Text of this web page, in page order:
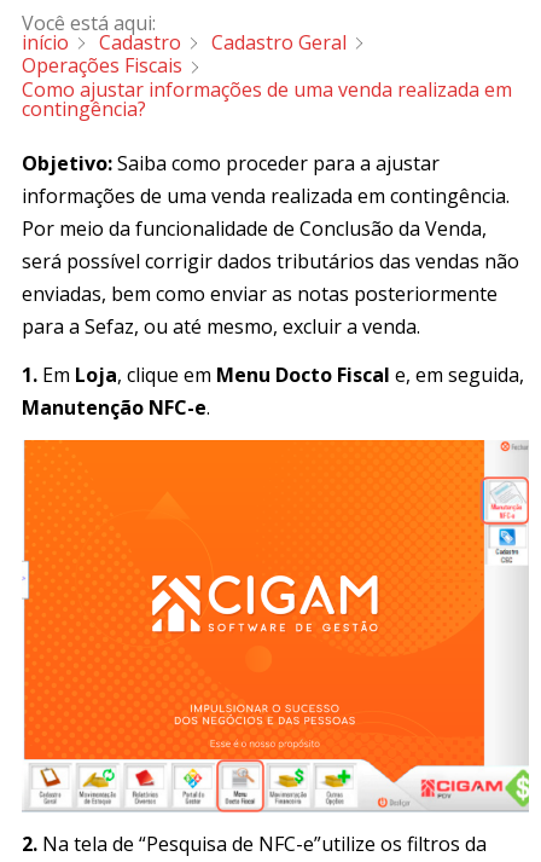
Você está aqui:
início Cadastro
Cadastro Geral
Operações Fiscais
Como ajustar informações de uma venda realizada em
contingência?
Objetivo:Saiba como proceder para a ajustar
informações de uma venda realizada em contingência.
Por meio da funcionalidade de Conclusão da Venda,
será possível corrigir dados tributários das vendas não
enviadas, bem como enviar as notas posteriormente
para a Sefaz, ou até mesmo, excluir a venda.
1. Em Loja, clique em Menu Docto Fiscal e, em seguida,
Manutenção NFC-e.
2. Na tela de “Pesquisa de NFC-e”utilize os filtros da